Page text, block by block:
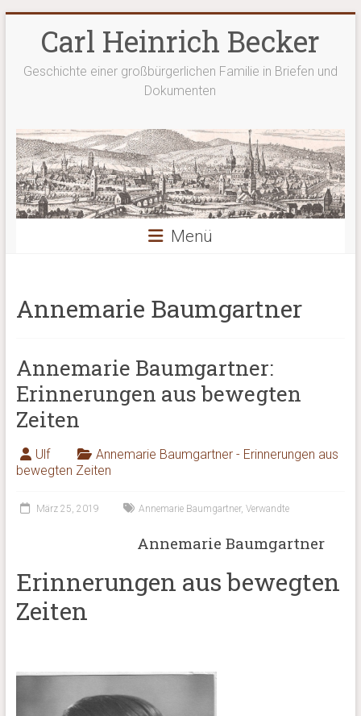
springenCarl Heinrich Becker
Geschichte einer großbürgerlichen Familie in Briefen und
Dokumenten
Menü
Annemarie Baumgartner
Annemarie Baumgartner:
Erinnerungen aus bewegten
Zeiten
Ulf
Annemarie Baumgartner - Erinnerungen aus
bewegten Zeiten
März 25, 2019 Annemarie Baumgartner, Verwandte
Annemarie Baumgartner
Erinnerungen aus bewegten
Zeiten